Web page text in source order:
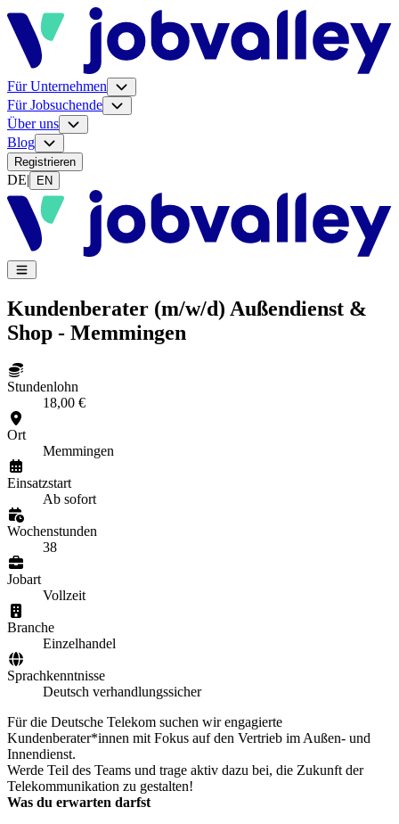
Für Unternehmen
Für Jobsuchende
Über uns
Blog
Registrieren
DE| EN
Kundenberater (m/w/d) Außendienst &
Shop - Memmingen
Stundenlohn
18,00 €
Ort
Memmingen
Einsatzstart
Ab sofort
Wochenstunden
38
Jobart
Vollzeit
Branche
Einzelhandel
Sprachkenntnisse
Deutsch verhandlungssicher
Für die Deutsche Telekom suchen wir engagierte
Kundenberater*innen mit Fokus auf den Vertrieb im Außen- und
Innendienst.
Werde Teil des Teams und trage aktiv dazu bei, die Zukunft der
Telekommunikation zu gestalten!
Was du erwarten darfst